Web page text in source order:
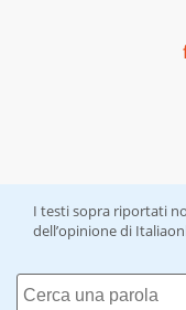
I testi sopra riportati
dell’opinione di